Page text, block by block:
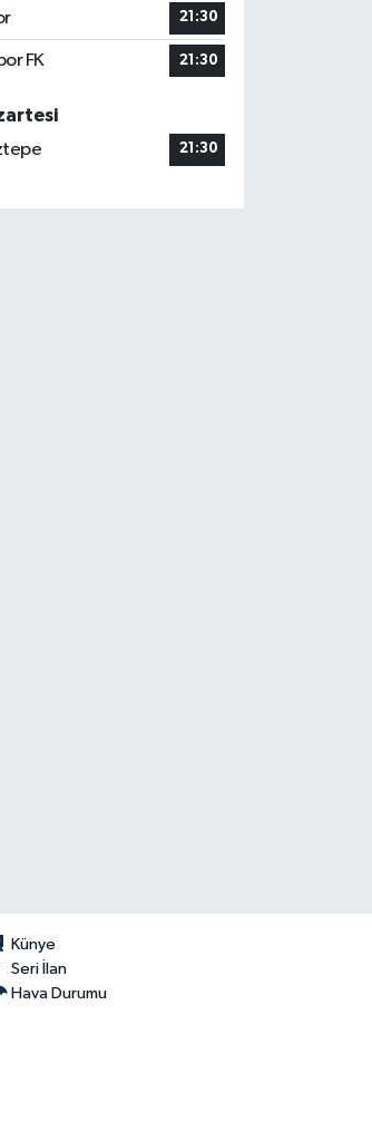
21:30
FK 21:30
21:30
Künye
Seri İlan
Hava Durumu